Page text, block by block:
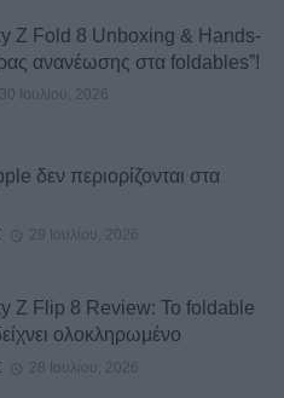
Z Fold 8 Unboxing & Hands-
ανανέωσης στα foldables”!
30 Ιουλίου, 2026
δεν περιορίζονται στα
29 Ιουλίου, 2026
Z Flip 8 Review: Το foldable
ολοκληρωμένο
28 Ιουλίου, 2026